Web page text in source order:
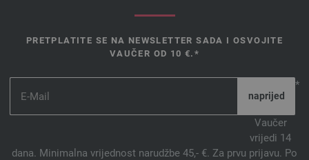
PRETPLATITE SE NA NEWSLETTER SADA I OSVOJITE
VAUČER OD 10 €.*
*
Vaučer
vrijedi 14
dana. Minimalna vrijednost narudžbe 45,- €. Za prvu prijavu. Po